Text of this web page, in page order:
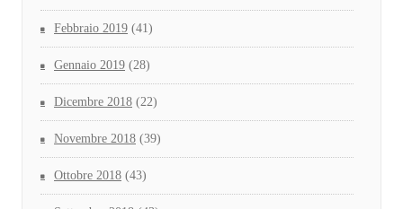
Febbraio 2019 (41)
Gennaio 2019 (28)
Dicembre 2018 (22)
Novembre 2018 (39)
Ottobre 2018 (43)